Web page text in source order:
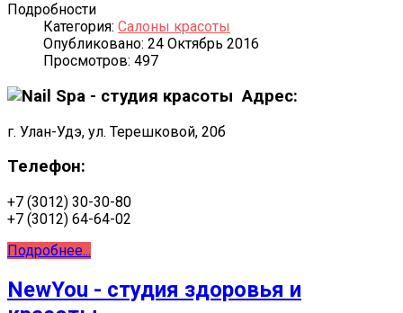
Подробности
Категория: Салоны красоты
Опубликовано: 24 Октябрь 2016
Просмотров: 497
Адрес:
г. Улан-Удэ, ул. Терешковой, 20б
Телефон:
+7 (3012) 30-30-80
+7 (3012) 64-64-02
Подробнее...
NewYou - студия здоровья и